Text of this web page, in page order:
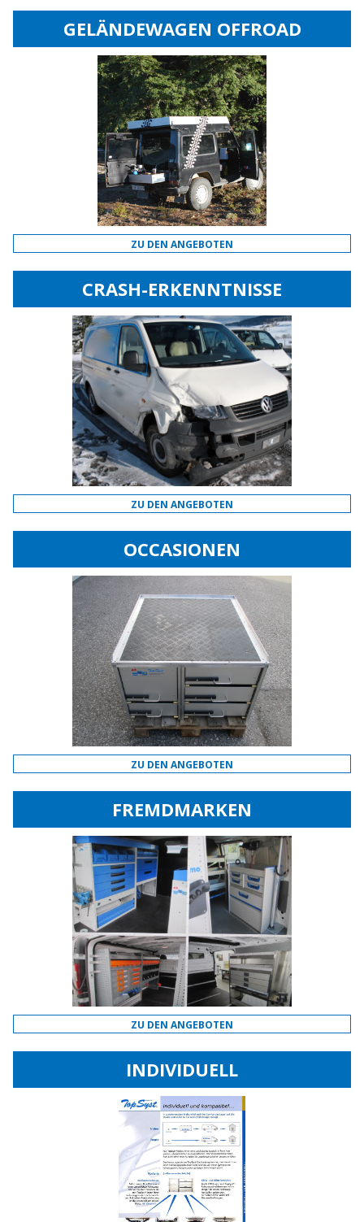
GELÄNDEWAGEN OFFROAD
ZU DEN ANGEBOTEN
CRASH-ERKENNTNISSE
ZU DEN ANGEBOTEN
OCCASIONEN
ZU DEN ANGEBOTEN
FREMDMARKEN
ZU DEN ANGEBOTEN
INDIVIDUELL